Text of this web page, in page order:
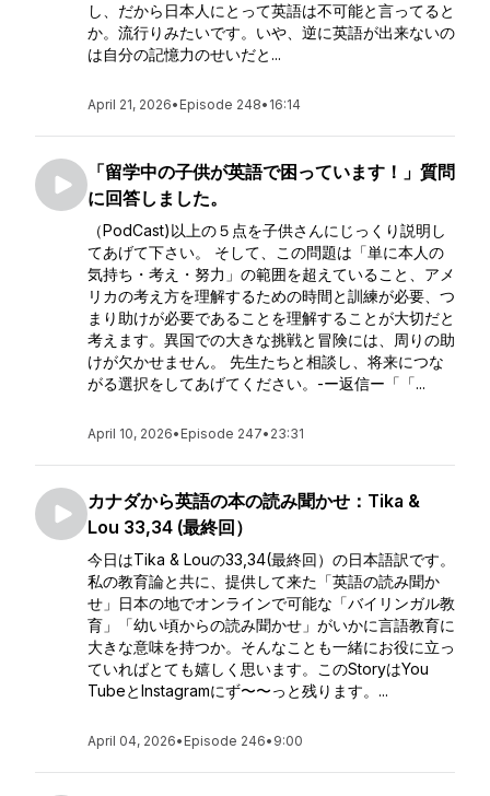
し、だから日本人にとって英語は不可能と言ってると
か。流行りみたいです。いや、逆に英語が出来ないの
は自分の記憶力のせいだと...
April 21, 2026• Episode 248• 16:14
「留学中の子供が英語で困っています！」質問
に回答しました。
（PodCast)以上の５点を子供さんにじっくり説明し
てあげて下さい。 そして、この問題は「単に本人の
気持ち・考え・努力」の範囲を超えていること、アメ
リカの考え方を理解するための時間と訓練が必要、つ
まり助けが必要であることを理解することが大切だと
考えます。異国での大きな挑戦と冒険には、周りの助
けが欠かせません。 先生たちと相談し、将来につな
がる選択をしてあげてください。-ー返信ー「「...
April 10, 2026• Episode 247• 23:31
カナダから英語の本の読み聞かせ：Tika &
Lou 33,34 (最終回）
今日はTika & Louの33,34(最終回）の日本語訳です。
私の教育論と共に、提供して来た「英語の読み聞か
せ」日本の地でオンラインで可能な「バイリンガル教
育」「幼い頃からの読み聞かせ」がいかに言語教育に
大きな意味を持つか。そんなことも一緒にお役に立っ
ていればとても嬉しく思います。このStoryはYou
TubeとInstagramにず〜〜っと残ります。...
April 04, 2026• Episode 246• 9:00